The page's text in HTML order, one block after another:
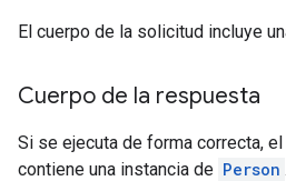
El cuerpo de la solicitud incluye
Cuerpo de la respuesta
Si se ejecuta de forma correcta,
contiene una instancia de Person .